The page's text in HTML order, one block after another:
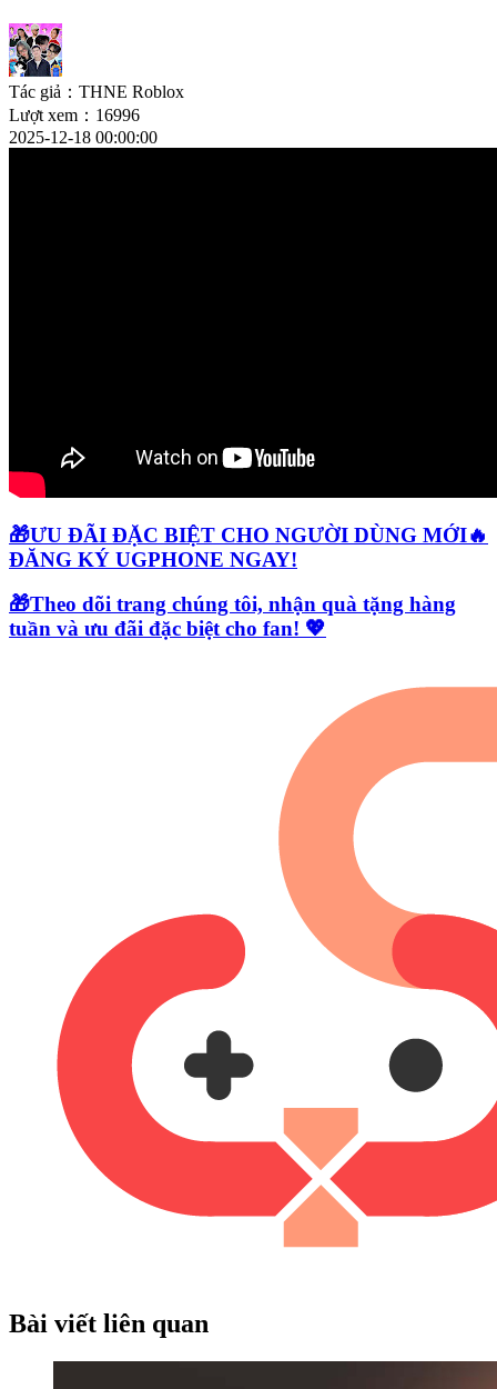
Tác giả：THNE Roblox
Lượt xem：16996
2025-12-18 00:00:00
🎁ƯU ĐÃI ĐẶC BIỆT CHO NGƯỜI DÙNG MỚI🔥
ĐĂNG KÝ UGPHONE NGAY!
🎁Theo dõi trang chúng tôi, nhận quà tặng hàng
tuần và ưu đãi đặc biệt cho fan! 💖
Bài viết liên quan